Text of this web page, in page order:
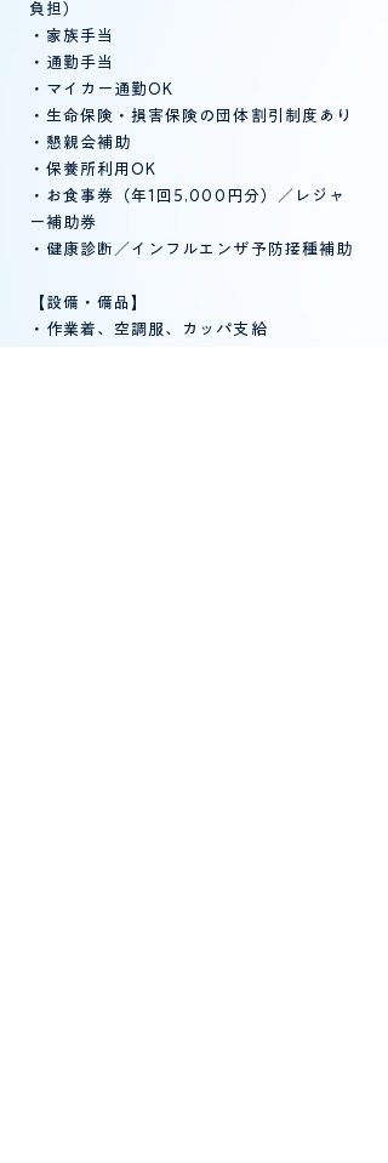
負担）
・家族手当
・通勤手当
・マイカー通勤OK
・生命保険・損害保険の団体割引制度あり
・懇親会補助
・保養所利用OK
・お食事券（年1回5,000円分）／レジャ
ー補助券
・健康診断／インフルエンザ予防接種補助
【設備・備品】
・作業着、空調服、カッパ支給